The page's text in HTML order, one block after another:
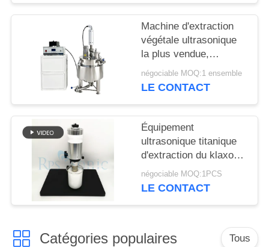
Machine d'extraction
végétale ultrasonique
la plus vendue,
meilleure qualité, avec
réservoir de mélange
négociable MOQ:1 ensemble
LE CONTACT
Équipement
ultrasonique titanique
d'extraction du klaxon
1000w pour la
médecine chinoise
négociable MOQ:1PCS
LE CONTACT
Catégories populaires Tous